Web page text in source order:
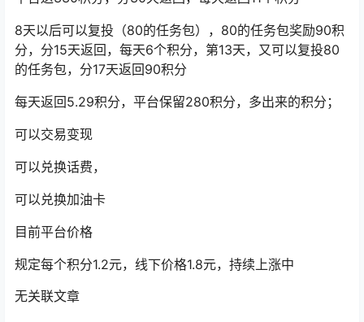
8天以后可以复投（80的任务包），80的任务包奖励90积
分，分15天返回，每天6个积分，第13天，又可以复投80
的任务包，分17天返回90积分
每天返回5.29积分，平台保留280积分，多出来的积分；
可以交易变现
可以兑换话费，
可以兑换加油卡
目前平台价格
规定每个积分1.2元，线下价格1.8元，持续上涨中
无关联文章